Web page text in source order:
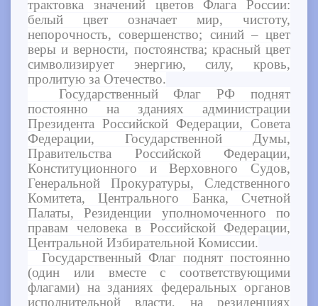
трактовка значений цветов Флага России:
белый цвет означает мир, чистоту,
непорочность, совершенство; синий – цвет
веры и верности, постоянства; красный цвет
символизирует энергию, силу, кровь,
пролитую за Отечество.
Государственный Флаг РФ поднят
постоянно на зданиях администрации
Президента Российской Федерации, Совета
Федерации, Государственной Думы,
Правительства Российской Федерации,
Конституционного и Верховного Судов,
Генеральной Прокуратуры, Следственного
Комитета, Центрального Банка, Счетной
Палаты, Резиденции уполномоченного по
правам человека в Российской Федерации,
Центральной Избирательной Комиссии.
Государственный Флаг поднят постоянно
(один или вместе с соответствующими
флагами) на зданиях федеральных органов
исполнительной власти, на резиденциях